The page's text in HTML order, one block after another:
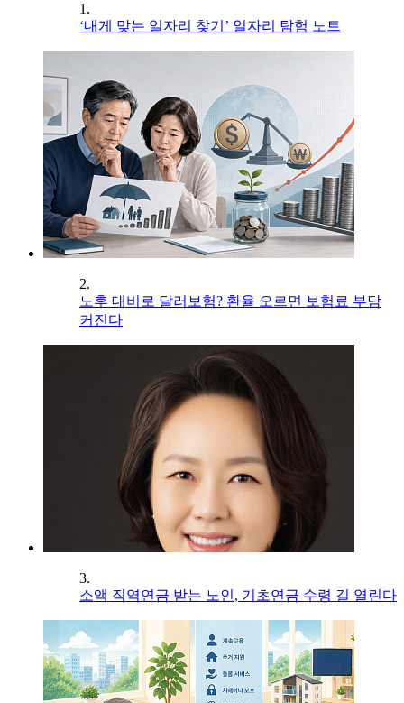
1.
‘내게 맞는 일자리 찾기’ 일자리 탐험 노트
2.
노후 대비로 달러보험? 환율 오르면 보험료 부담
커진다
3.
소액 직역연금 받는 노인, 기초연금 수령 길 열린다